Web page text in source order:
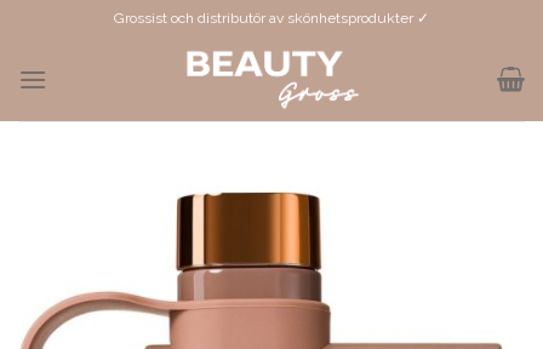
content
Grossist och distributör av skönhetsprodukter ✓